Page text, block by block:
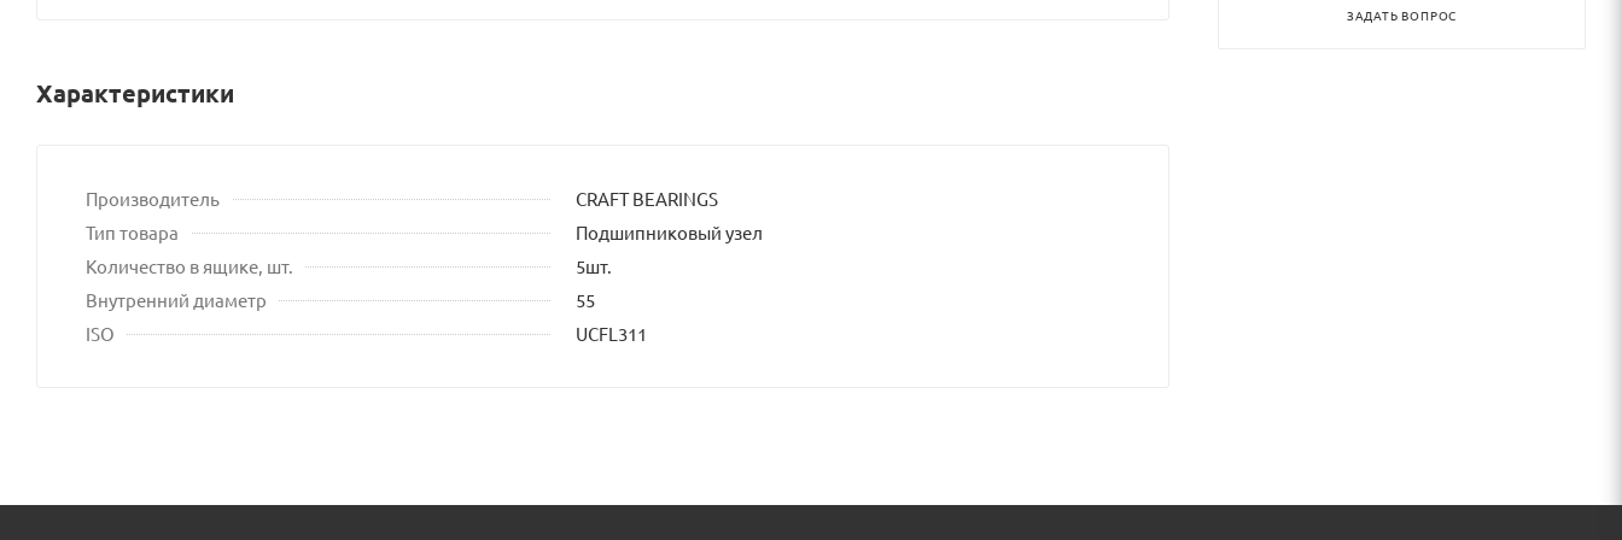
Характеристики
Производитель
CRAFT BEARINGS
Тип товара
Подшипниковый узел
Количество в ящике, шт.
5шт.
Внутренний диаметр
55
ISO
UCFL311
ЗАДАТЬ ВОПРОС